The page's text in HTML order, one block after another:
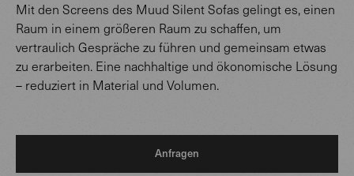
Mit den Screens des Muud Silent Sofas gelingt es, einen
Raum in einem größeren Raum zu schaffen, um
vertraulich Gespräche zu führen und gemeinsam etwas
zu erarbeiten. Eine nachhaltige und ökonomische Lösung
– reduziert in Material und Volumen.
Anfragen